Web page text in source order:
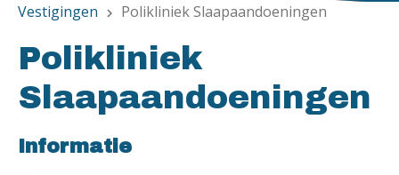
Vestigingen chevron_right Polikliniek Slaapaandoeningen
Polikliniek
Slaapaandoeningen
Informatie